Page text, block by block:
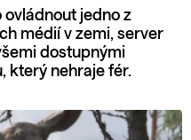
ovládnout jedno z
médií v zemi, server
dostupnými
který nehraje fér.